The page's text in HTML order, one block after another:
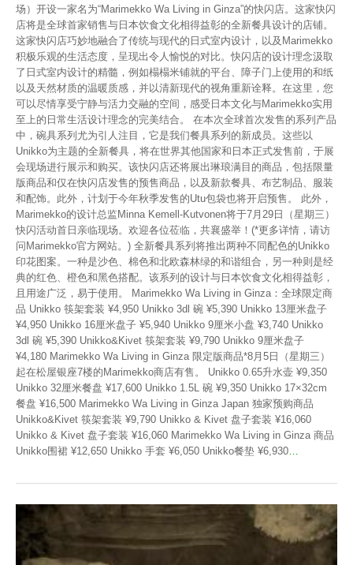
场）开设一家名为“Marimekko Wa Living in Ginza”的快闪店。这家快闪
店将是全球首家销售与日本饮食文化相得益彰的全新餐具设计的店铺。
这家快闪店巧妙地融合了传统与现代的日式室内设计，以及Marimekko
积极乐观的生活态度，呈现出令人愉悦的对比。快闪店的设计理念汲取
了日式室内设计的精髓，例如榻榻米铺就的平台、障子门上使用的和纸
以及天然材质的温暖质感，并以清新现代的视角重新诠释。在这里，您
可以尽情享受宁静与活力交融的空间，感受日本文化与Marimekko实用
至上的日常生活设计理念的完美结合。 在本次全球首次发售的系列产品
中，碗具系列尤为引人注目，它是我们餐具系列的新成员。这些以
Unikko为主题的全新餐具，将在世界其他国家和日本正式发售前，于展
会现场进行展示和购买。该快闪店还将展出琳琅满目的商品，包括限量
版商品和仅在快闪店发售的预售商品，以及新款餐具、布艺制品、服装
和配饰。此外，计划于今年秋季发售的Utu包袋也将开启预售。 此外，
Marimekko的设计总监Minna Kemell-Kutvonen将于7月29日（星期三）
快闪活动首日亲临现场。欢迎各位莅临，共襄盛举！(*更多详情，请访
问Marimekko官方网站。) 全新餐具系列将推出两种不同配色的Unikko
印花图案。一种是沙色、棉色和北欧森林绿的和谐组合，另一种则是经
典的红色、橙色和黑色搭配。该系列的设计与日本饮食文化相得益彰，
且用途广泛，易于使用。 Marimekko Wa Living in Ginza：全球限定商
品 Unikko 筷架套装 ¥4,950 Unikko 3dl 碗 ¥5,390 Unikko 13厘米盘子
¥4,950 Unikko 16厘米盘子 ¥5,940 Unikko 9厘米小盘 ¥3,740 Unikko
3dl 碗 ¥5,390 Unikko&Kivet 筷架套装 ¥9,790 Unikko 9厘米盘子
¥4,180 Marimekko Wa Living in Ginza 限定版商品*8月5日（星期三）
起在松屋银座7楼的Marimekko商店有售。 Unikko 0.65升水壶 ¥9,350
Unikko 32厘米餐盘 ¥17,600 Unikko 1.5L 碗 ¥9,350 Unikko 17×32cm
餐盘 ¥16,500 Marimekko Wa Living in Ginza Japan 独家预购商品
Unikko&Kivet 筷架套装 ¥9,790 Unikko & Kivet 盘子套装 ¥16,060
Unikko & Kivet 盘子套装 ¥16,060 Marimekko Wa Living in Ginza 商品
Unikko围裙 ¥12,650 Unikko 手套 ¥6,050 Unikko餐垫 ¥6,930